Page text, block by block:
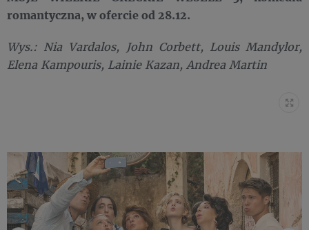
romantyczna, w ofercie od 28.12.
Wys.: Nia Vardalos, John Corbett, Louis Mandylor,
Elena Kampouris, Lainie Kazan, Andrea Martin